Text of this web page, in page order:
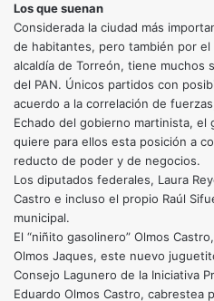
Los que suenan
Considerada la ciudad más
de habitantes, pero también por
alcaldía de Torreón, tiene muchos
del PAN. Únicos partidos con
acuerdo a la correlación de
Echado del gobierno martinista,
quiere para ellos esta posición a
reducto de poder y de negocios.
Los diputados federales, Laura
Castro e incluso el propio Raúl
municipal.
El “niñito gasolinero” Olmos
Olmos Jaques, este nuevo
Consejo Lagunero de la Iniciativa
Eduardo Olmos Castro, cabrestea